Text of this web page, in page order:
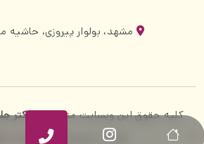
مشهد، بولوار پیروزی،
کلیه حقوق این وبسایت متعلق بهدکتر
طراحی، توسعه و سئو:
واحد